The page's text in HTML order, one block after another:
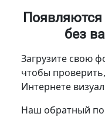
без
Загрузите свою
чтобы
Интернете
Наш обратный